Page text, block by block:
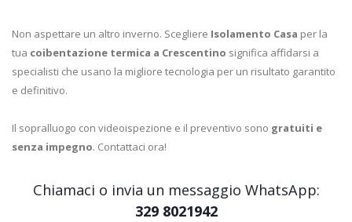
Non aspettare un altro inverno. Scegliere Isolamento Casa per la
tua coibentazione termica a Crescentino significa affidarsi a
specialisti che usano la migliore tecnologia per un risultato garantito
e definitivo.
Il sopralluogo con videoispezione e il preventivo sono gratuiti e
senza impegno. Contattaci ora!
Chiamaci o invia un messaggio WhatsApp:
329 8021942